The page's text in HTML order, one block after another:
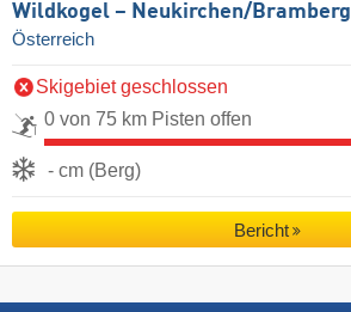
Wildkogel – Neukirchen/​Bramberg
Österreich
Skigebiet geschlossen
0 von 75 km Pisten offen
- cm (Berg)
Bericht